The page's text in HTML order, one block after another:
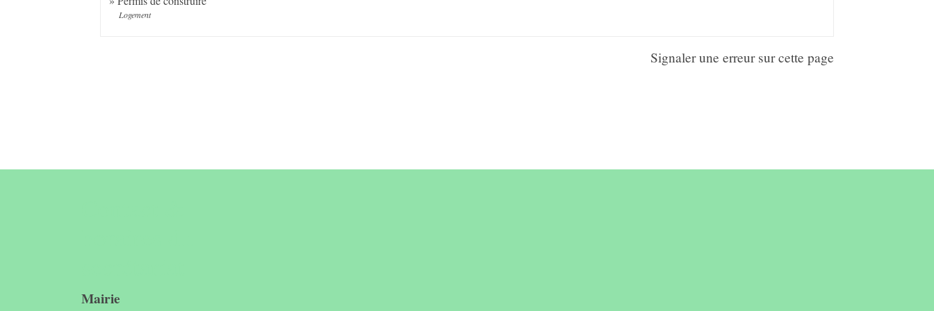
Logement
Signaler une erreur sur cette page
Mairie